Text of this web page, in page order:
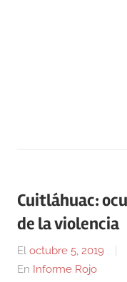
Cuitláhuac:
de la violencia
El octubre 5, 2019
En Informe Rojo